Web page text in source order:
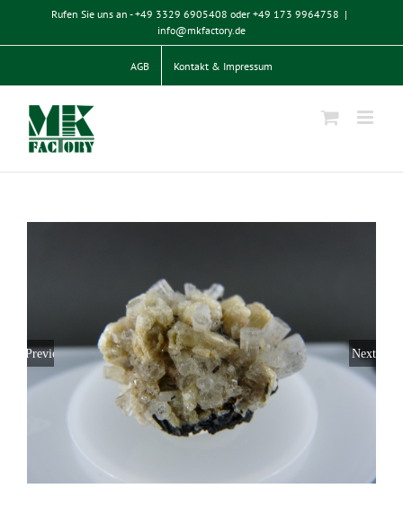
springen
Rufen Sie uns an - +49 3329 6905408 oder +49 173 9964758 |
info@mkfactory.de
AGB Kontakt & Impressum
Previous Next